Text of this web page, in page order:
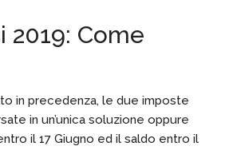
2019: Come
in precedenza, le due imposte
in un’unica soluzione oppure
il 17 Giugno ed il saldo entro il